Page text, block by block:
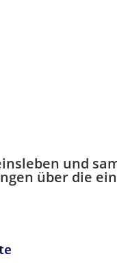
und
über die